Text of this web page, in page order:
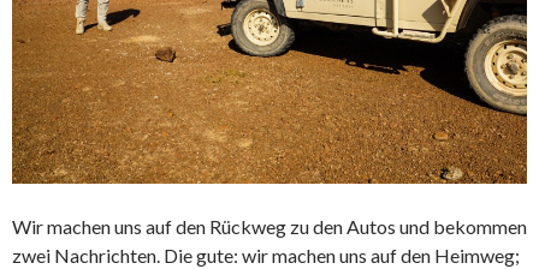
Wir machen uns auf den Rückweg zu den Autos und bekommen
zwei Nachrichten. Die gute: wir machen uns auf den Heimweg;